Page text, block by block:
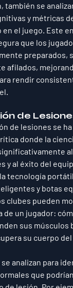
también se
y métricas
el juego. Este
que los
preparados,
afilados,
rendir
de
de lesiones se
donde la
y al éxito del
tecnología
y botas
clubes pueden
de un jugador:
sus músculos
su cuerpo
analizan para
que